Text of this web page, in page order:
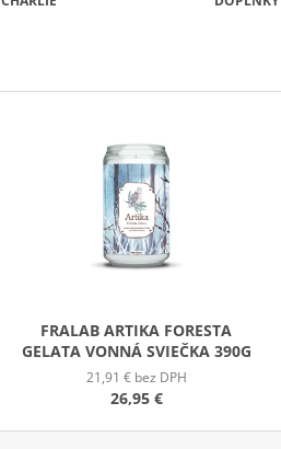
FRALAB ARTIKA FORESTA
GELATA VONNÁ SVIEČKA 390G
21,91 € bez DPH
26,95 €